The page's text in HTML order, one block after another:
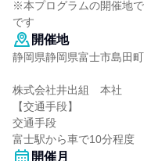
※本プログラムの開催地
です
開催地
静岡県静岡県富士市島田
株式会社井出組 本社
【交通手段】
交通手段
富士駅から車で10分程度
開催月